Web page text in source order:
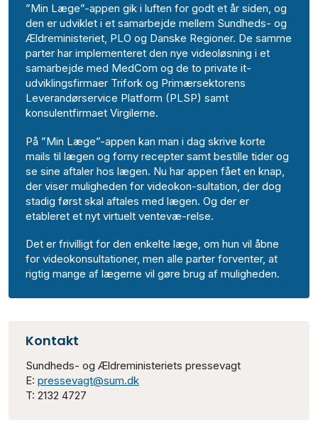
”Min Læge”-appen gik i luften for godt et år siden, og
den er udviklet i et samarbejde mellem Sundheds- og
Ældreministeriet, PLO og Danske Regioner. De samme
parter har implementeret den nye videoløsning i et
samarbejde med MedCom og de to private it-
udviklingsfirmaer Trifork og Primærsektorens
Leverandørservice Platform (PLSP) samt
konsulentfirmaet Virgilerne.
På ”Min Læge”-appen kan man i dag skrive korte
mails til lægen og forny recepter samt bestille tider og
se sine aftaler hos lægen. Nu har appen fået en knap,
der viser muligheden for videokon-sultation, der dog
stadig først skal aftales med lægen. Og der er
etableret et nyt virtuelt ventevæ-relse.
Det er frivilligt for den enkelte læge, om hun vil åbne
for videokonsultationer, men alle parter forventer, at
rigtig mange af lægerne vil gøre brug af muligheden.
Kontakt
Sundheds- og Ældreministeriets pressevagt
E: pressevagt@sum.dk
T: 2132 4727